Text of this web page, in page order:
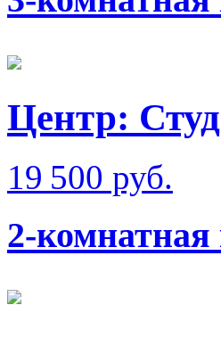
Центр:
19 500 руб.
2-комнатная